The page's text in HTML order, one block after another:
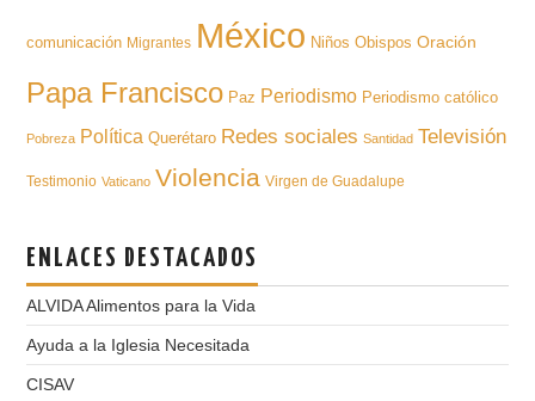
comunicación Migrantes México Niños Obispos Oración
Papa Francisco Paz Periodismo Periodismo católico
Pobreza Política Querétaro Redes sociales Santidad Televisión
Testimonio Vaticano Violencia Virgen de Guadalupe
ENLACES DESTACADOS
ALVIDA Alimentos para la Vida
Ayuda a la Iglesia Necesitada
CISAV